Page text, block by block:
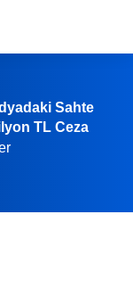
Sahte
TL Ceza